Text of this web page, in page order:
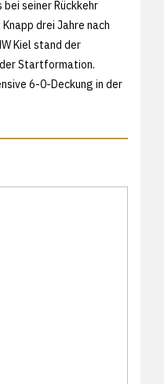
seiner Rückkehr
drei Jahre nach
Kiel stand der
Startformation.
6-0-Deckung in der